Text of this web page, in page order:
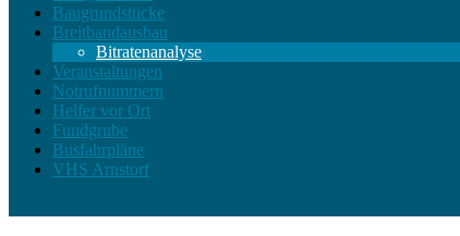
Baugrundstücke
Breitbandausbau
Bitratenanalyse
Veranstaltungen
Notrufnummern
Helfer vor Ort
Fundgrube
Busfahrpläne
VHS Arnstorf